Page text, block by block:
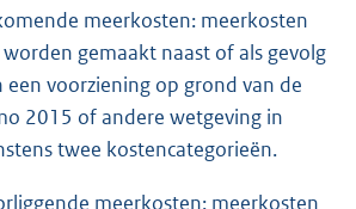
meerkosten: meerkosten
worden gemaakt naast of als gevolg
een voorziening op grond van de
2015 of andere wetgeving in
twee kostencategorieën.
meerkosten: meerkosten